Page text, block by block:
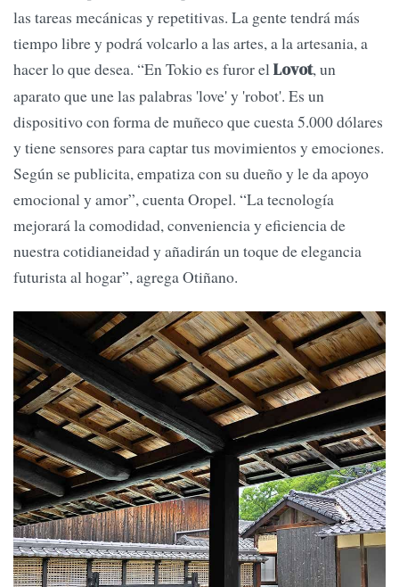
las tareas mecánicas y repetitivas. La gente tendrá más
tiempo libre y podrá volcarlo a las artes, a la artesania, a
hacer lo que desea. “En Tokio es furor elLovot, un
aparato que une las palabras 'love' y 'robot'. Es un
dispositivo con forma de muñeco que cuesta 5.000 dólares
y tiene sensores para captar tus movimientos y emociones.
Según se publicita, empatiza con su dueño y le da apoyo
emocional y amor”, cuenta Oropel. “La tecnología
mejorará la comodidad, conveniencia y eficiencia de
nuestra cotidianeidad y añadirán un toque de elegancia
futurista al hogar”, agrega Otiñano.